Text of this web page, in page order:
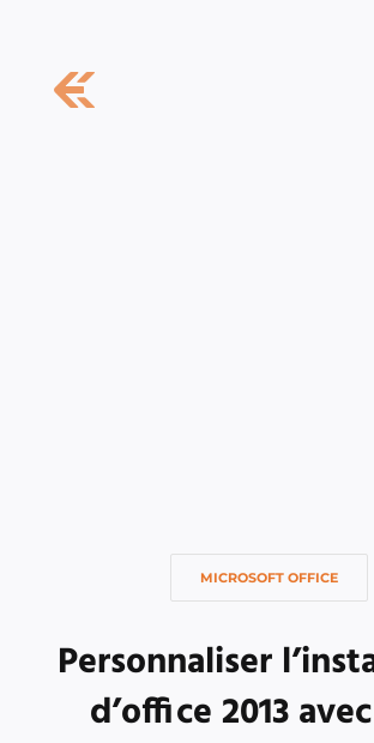
MICROSOFT OFFICE
Personnaliser
d’office 2013